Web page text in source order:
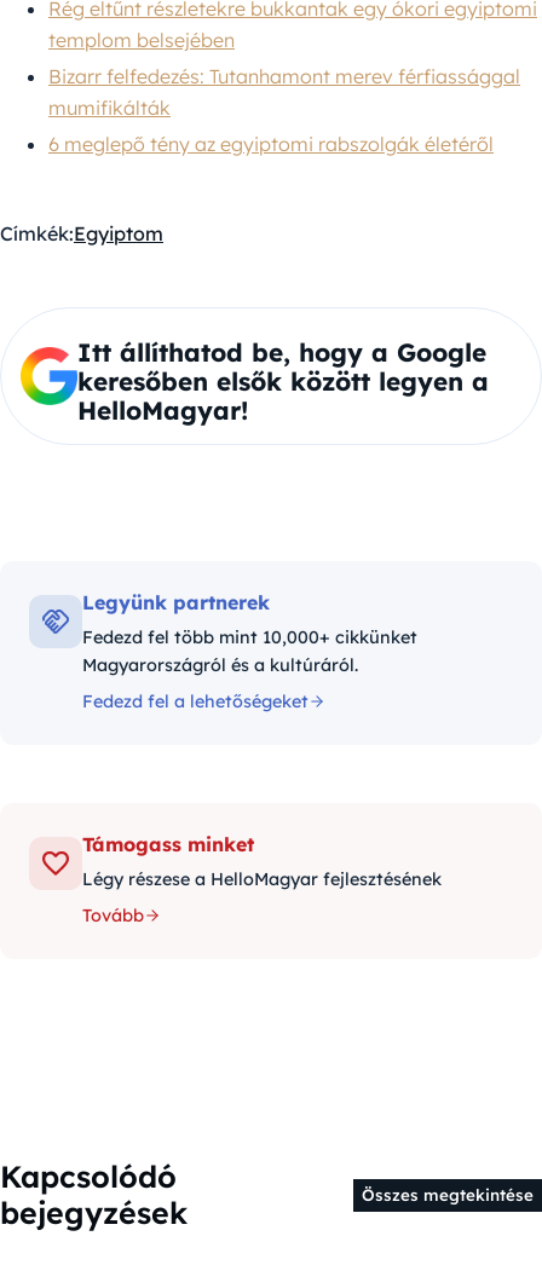
Rég eltűnt részletekre bukkantak egy ókori egyiptomi
templom belsejében
Bizarr felfedezés: Tutanhamont merev férfiassággal
mumifikálták
6 meglepő tény az egyiptomi rabszolgák életéről
Címkék:Egyiptom
Itt állíthatod be, hogy a Google
keresőben elsők között legyen a
HelloMagyar!
Legyünk partnerek
Fedezd fel több mint 10,000+ cikkünket
Magyarországról és a kultúráról.
Fedezd fel a lehetőségeket
Támogass minket
Légy részese a HelloMagyar fejlesztésének
Tovább
Kapcsolódó
bejegyzések
Összes megtekintése